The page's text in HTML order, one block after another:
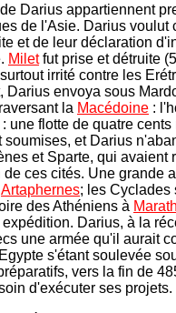
Darius appartiennent
de l'Asie. Darius voulut
et de leur déclaration
Miletfut prise et détruite
irrité contre les
Darius envoya sous
la Macédoine :
une flotte de quatre
soumises, et Darius
et Sparte, qui
ces cités. Une grande
Artaphernes; les Cyclades
des Athéniens à
Darius, à la
une armée qu'il aurait
s'étant soulevée
vers la fin de
d'exécuter ses projets.